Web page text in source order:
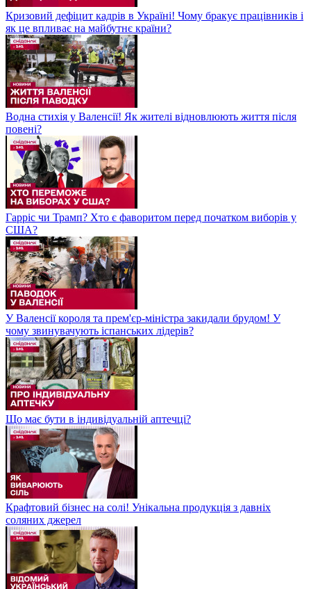
Кризовий дефіцит кадрів в Україні! Чому бракує працівників і
як це впливає на майбутнє країни?
Водна стихія у Валенсії! Як жителі відновлюють життя після
повені?
Гарріс чи Трамп? Хто є фаворитом перед початком виборів у
США?
У Валенсії короля та прем'єр-міністра закидали брудом! У
чому звинувачують іспанських лідерів?
Що має бути в індивідуальній аптечці?
Крафтовий бізнес на солі! Унікальна продукція з давніх
соляних джерел